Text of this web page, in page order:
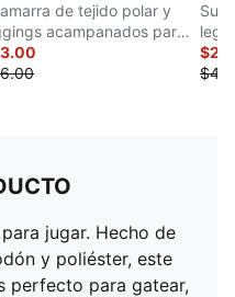
de tejido polar y
acampanados para
jugar. Hecho de
y poliéster, este
perfecto para gatear,